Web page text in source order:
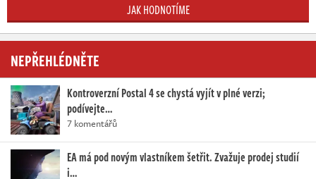
JAK HODNOTÍME
NEPŘEHLÉDNĚTE
Kontroverzní Postal 4 se chystá vyjít v plné verzi;
podívejte…
7 komentářů
EA má pod novým vlastníkem šetřit. Zvažuje prodej studií
i…